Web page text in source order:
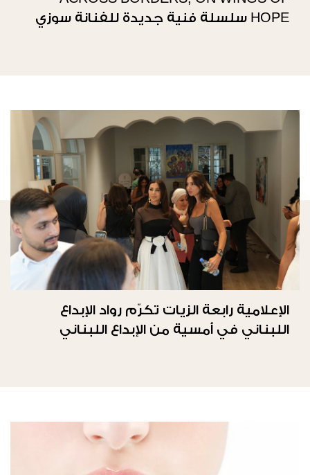
HOPE سلسلة فنية جديدة للفنانة سوزي
الإعلامية رابعة الزيات تكرّم رواد الإبداع
اللبناني في أمسية من الإبداع اللبناني